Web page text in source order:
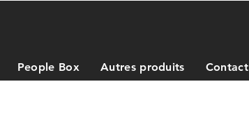
People Box Autres produits Contact